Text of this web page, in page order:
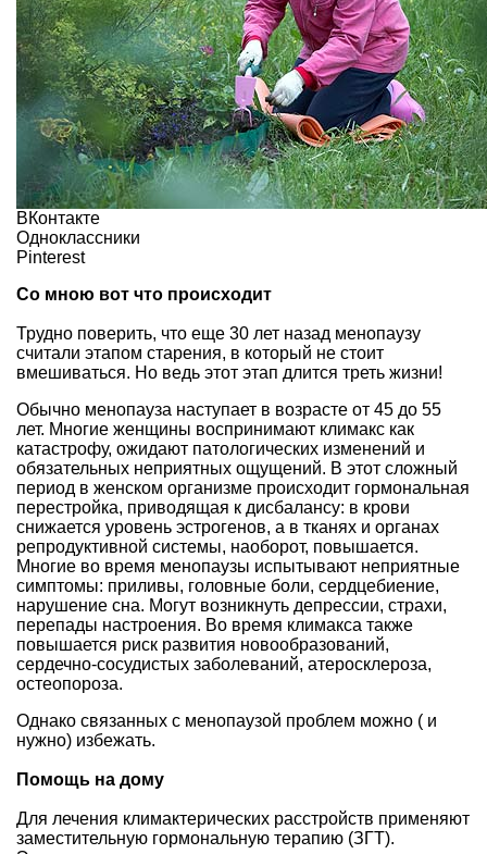
ВКонтакте
Одноклассники
Pinterest
Со мною вот что происходит
Трудно поверить, что еще 30 лет назад менопаузу
считали этапом старения, в который не стоит
вмешиваться. Но ведь этот этап длится треть жизни!
Обычно менопауза наступает в возрасте от 45 до 55
лет. Многие женщины воспринимают климакс как
катастрофу, ожидают патологических изменений и
обязательных неприятных ощущений. В этот сложный
период в женском организме происходит гормональная
перестройка, приводящая к дисбалансу: в крови
снижается уровень эстрогенов, а в тканях и органах
репродуктивной системы, наоборот, повышается.
Многие во время менопаузы испытывают неприятные
симптомы: приливы, головные боли, сердцебиение,
нарушение сна. Могут возникнуть депрессии, страхи,
перепады настроения. Во время климакса также
повышается риск развития новообразований,
сердечно-сосудистых заболеваний, атеросклероза,
остеопороза.
Однако связанных с менопаузой проблем можно ( и
нужно) избежать.
Помощь на дому
Для лечения климактерических расстройств применяют
заместительную гормональную терапию (ЗГТ).